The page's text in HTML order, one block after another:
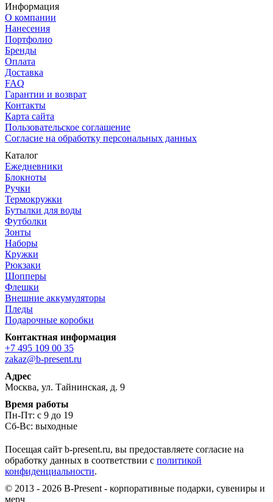
Информация
О компании
Нанесения
Портфолио
Бренды
Оплата
Доставка
FAQ
Гарантии и возврат
Контакты
Карта сайта
Пользовательское соглашение
Согласие на обработку персональных данных
Каталог
Ежедневники
Блокноты
Ручки
Термокружки
Бутылки для воды
Футболки
Зонты
Наборы
Кружки
Рюкзаки
Шопперы
Флешки
Внешние аккумуляторы
Пледы
Подарочные коробки
Контактная информация
+7 495 109 00 35
zakaz@b-present.ru
Адрес
Москва, ул. Тайнинская, д. 9
Время работы
Пн-Пт: с 9 до 19
Сб-Вс: выходные
Посещая сайт b-present.ru, вы предоставляете согласие на
обработку данных в соответствии с политикой
конфиденциальности.
© 2013 - 2026 B-Present - корпоративные подарки, сувениры и
мерч